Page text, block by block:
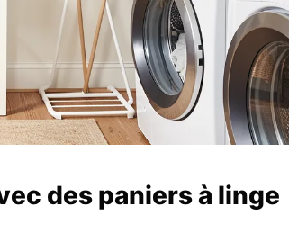
des paniers à linge